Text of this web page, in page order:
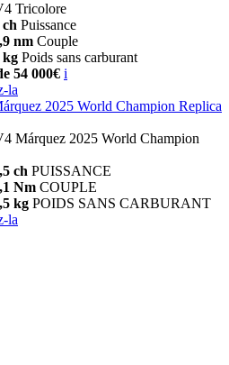
Tricolore
ch Puissance
nm Couple
kg Poids sans carburant
54 000€ i
la
2025 World Champion Replica
Márquez 2025 World Champion
ch PUISSANCE
Nm COUPLE
kg POIDS SANS CARBURANT
la